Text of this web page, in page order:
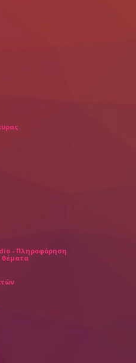
- Πληροφόρηση
θέματα